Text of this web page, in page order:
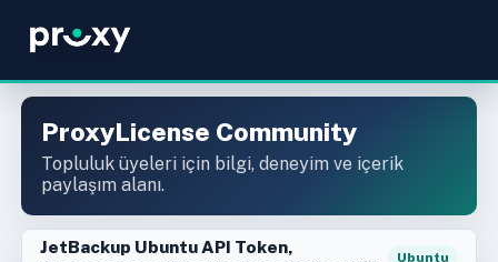
ProxyLicense Community
Topluluk üyeleri için bilgi, deneyim ve içerik
paylaşım alanı.
JetBackup Ubuntu API Token,
Ubuntu